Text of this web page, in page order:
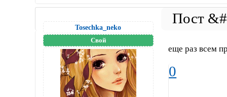
Tosechka_neko
Свой
еще раз всем
0